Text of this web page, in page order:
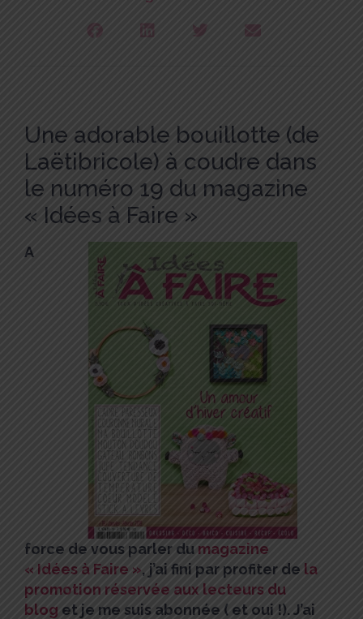
Une adorable bouillotte (de
Laëtibricole) à coudre dans
le numéro 19 du magazine
« Idées à Faire »
A
force de vous parler du magazine
« Idées à Faire », j’ai fini par profiter de la
promotion réservée aux lecteurs du
blog et je me suis abonnée ( et oui !).J’ai